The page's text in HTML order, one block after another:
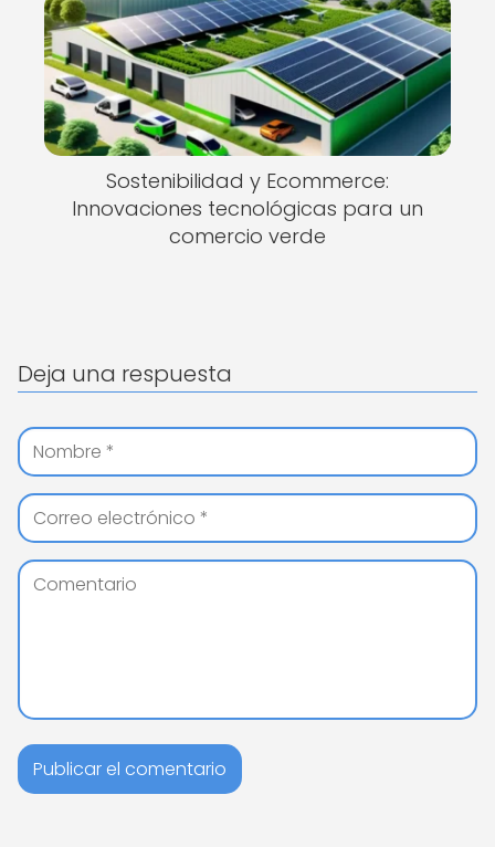
Sostenibilidad y Ecommerce:
Innovaciones tecnológicas para un
comercio verde
Deja una respuesta